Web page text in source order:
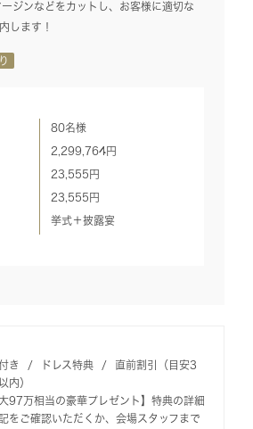
ジンなどをカットし、お客様に適切な
します！
80名様
2,299,764円
23,555 円
23,555 円
挙式＋披露宴
き ドレス特典
直前割引（目安3
内）
大97万相当の豪華プレゼント】特典の詳細
をご確認いただくか、会場スタッフまで